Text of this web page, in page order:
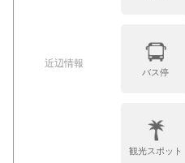
近辺情報
バス停
観光スポット